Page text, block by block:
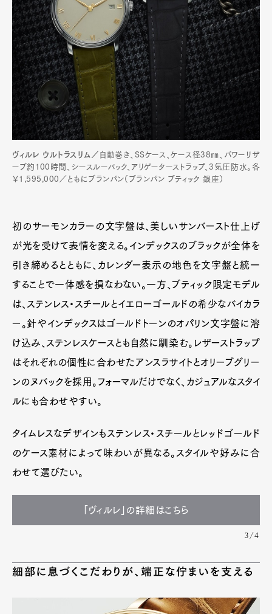
ヴィルレ ウルトラスリム／ 自動巻き、SSケース、ケース径38㎜、パワーリザ
ーブ約100時間、シースルーバック、アリゲーターストラップ、3気圧防水。各
￥1,595,000／ともにブランパン（ブランパン ブティック 銀座）
初のサーモンカラーの文字盤は、美しいサンバースト仕上げ
が光を受けて表情を変える。インデックスのブラックが全体を
引き締めるとともに、カレンダー表示の地色を文字盤と統一
することで一体感を損なわない。一方、ブティック限定モデル
は、ステンレス・スチールとイエローゴールドの希少なバイカラ
ー。針やインデックスはゴールドトーンのオパリン文字盤に溶
け込み、ステンレスケースとも自然に馴染む。レザーストラップ
はそれぞれの個性に合わせたアンスラサイトとオリーブグリー
ンのヌバックを採用。フォーマルだけでなく、カジュアルなスタイ
ルにも合わせやすい。
タイムレスなデザインもステンレス・スチールとレッドゴールド
のケース素材によって味わいが異なる。スタイルや好みに合
わせて選びたい。
「ヴィルレ」の詳細はこちら
3/4
細部に息づくこだわりが、端正な佇まいを支える